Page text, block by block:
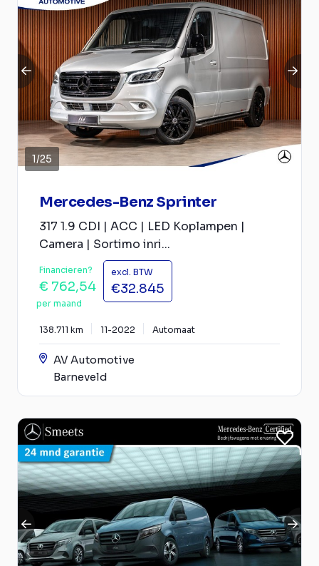
1/25
Mercedes-Benz Sprinter
317 1.9 CDI | ACC | LED Koplampen |
Camera | Sortimo inri...
Financieren?
€ 762,54
per maand
excl. BTW
€32.845
138.711 km 11-2022 Automaat
AV Automotive
Barneveld